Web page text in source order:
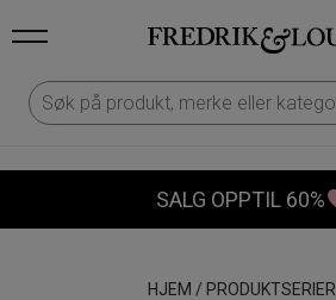
SALG OPPTIL 60%
HJEM / PRODUKTSERIER